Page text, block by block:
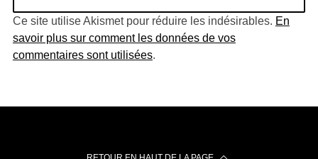
Ce site utilise Akismet pour réduire les indésirables. En
savoir plus sur comment les données de vos
commentaires sont utilisées.